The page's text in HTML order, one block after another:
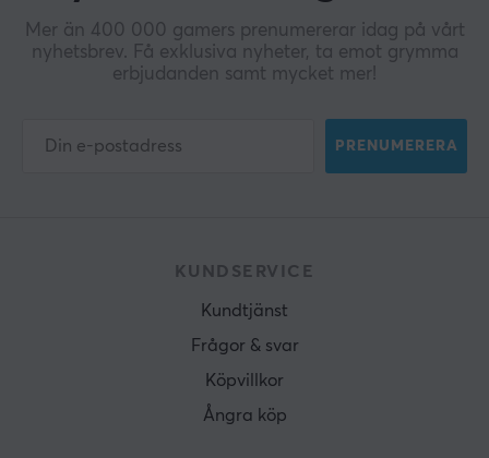
Mer än 400 000 gamers prenumererar idag på vårt
nyhetsbrev. Få exklusiva nyheter, ta emot grymma
erbjudanden samt mycket mer!
PRENUMERERA
KUNDSERVICE
Kundtjänst
Frågor & svar
Köpvillkor
Ångra köp